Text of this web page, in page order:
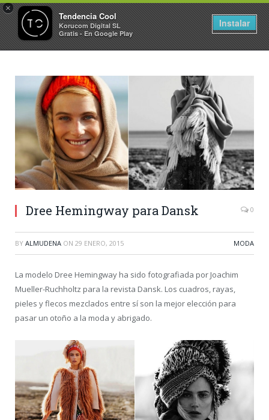
×
Tendencia Cool
Korucom Digital SL
Gratis - En Google Play
Instalar
Dree Hemingway para Dansk 0
BY ALMUDENA ON 29 ENERO, 2015 MODA
La modelo Dree Hemingway ha sido fotografiada por Joachim
Mueller-Ruchholtz para la revista Dansk. Los cuadros, rayas,
pieles y flecos mezclados entre sí son la mejor elección para
pasar un otoño a la moda y abrigado.